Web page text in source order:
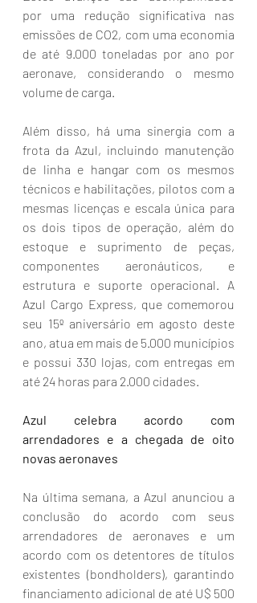
por uma redução significativa nas
emissões de CO2, com uma economia
de até 9.000 toneladas por ano por
aeronave, considerando o mesmo
volume de carga.
Além disso, há uma sinergia com a
frota da Azul, incluindo manutenção
de linha e hangar com os mesmos
técnicos e habilitações, pilotos com a
mesmas licenças e escala única para
os dois tipos de operação, além do
estoque e suprimento de peças,
componentes aeronáuticos, e
estrutura e suporte operacional. A
Azul Cargo Express, que comemorou
seu 15º aniversário em agosto deste
ano, atua em mais de 5.000 municípios
e possui 330 lojas, com entregas em
até 24 horas para 2.000 cidades.
Azul celebra acordo com
arrendadores e a chegada de oito
novas aeronaves
Na última semana, a Azul anunciou a
conclusão do acordo com seus
arrendadores de aeronaves e um
acordo com os detentores de títulos
existentes (bondholders), garantindo
financiamento adicional de até U$ 500